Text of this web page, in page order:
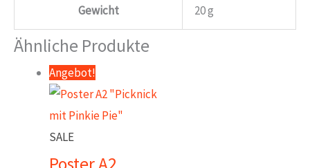
Gewicht 20 g
Ähnliche Produkte
Angebot!
SALE